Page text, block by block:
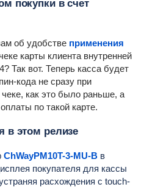
покупки в счет
об удобстве применения
карты клиента внутренней
Так вот. Теперь касса будет
кода не сразу при
чеке, как это было раньше, а
по такой карте.
в этом релизе
ChWayPM10T-3-MU-Bв
покупателя для кассы
расхождения с touch-